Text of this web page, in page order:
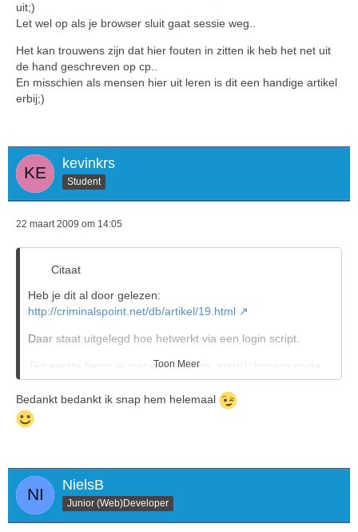
uit;)
Let wel op als je browser sluit gaat sessie weg..
Het kan trouwens zijn dat hier fouten in zitten ik heb het net uit
de hand geschreven op cp..
En misschien als mensen hier uit leren is dit een handige artikel
erbij;)
kevinkrs
Student
22 maart 2009 om 14:05
Citaat
Heb je dit al door gelezen:
http://criminalspoint.net/db/artikel/19.html
Daar staat uitgelegd hoe hetwerkt via een login script.
Ten eerste begin je met een session_start(); bovenaan de
pagina waar jee en sessie gaat maken of gebruiken.
Daarna moet je een variabel maken met $_SESSION['En
dan mag hier een naam of iets komen wat jij wil'] = "En hier
PHP
-Knipje-
Toon Meer
Bedankt bedankt ik snap hem helemaal
NielsB
Junior (Web)Developer